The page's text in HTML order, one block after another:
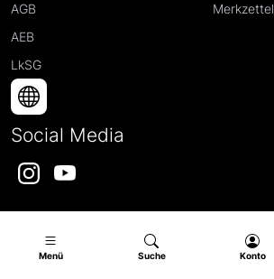
Menü Suche Konto
AGB
AEB
LkSG
Merkzettel
Social Media
InstagramYouTube